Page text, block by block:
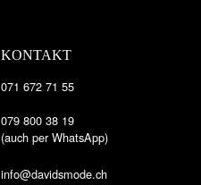
KONTAKT
071 672 71 55
079 800 38 19
(auch per WhatsApp)
info@davidsmode.ch